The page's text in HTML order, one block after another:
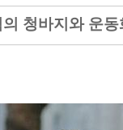
청바지와 운